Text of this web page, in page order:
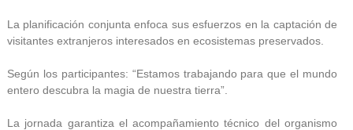
La planificación conjunta enfoca sus esfuerzos en la captación de
visitantes extranjeros interesados en ecosistemas preservados.
Según los participantes: “Estamos trabajando para que el mundo
entero descubra la magia de nuestra tierra”.
La jornada garantiza el acompañamiento técnico del organismo